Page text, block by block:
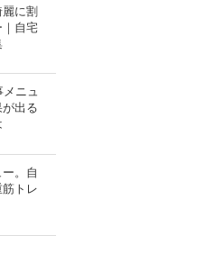
麗に割
自宅
ニュ
出る
。自
トレ